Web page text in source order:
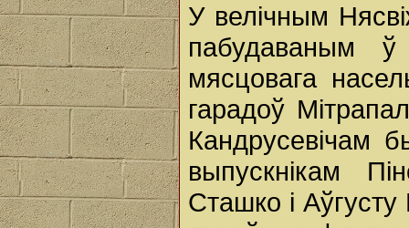
У велічным
пабудаваным
мясцовага
гарадоў
Кандрусевічам
выпускнікам
Сташко і